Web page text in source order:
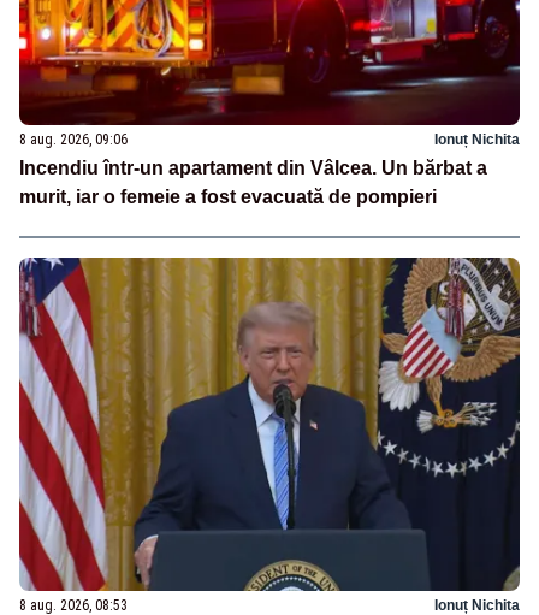
8 aug. 2026, 09:06 Ionuț Nichita
Incendiu într-un apartament din Vâlcea. Un bărbat a
murit, iar o femeie a fost evacuată de pompieri
8 aug. 2026, 08:53 Ionuț Nichita